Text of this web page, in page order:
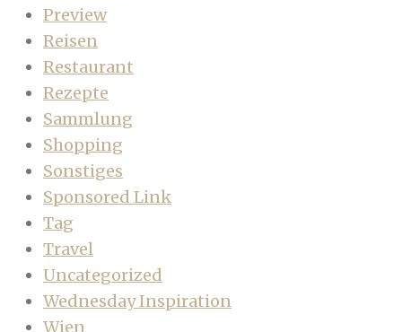
Preview
Reisen
Restaurant
Rezepte
Sammlung
Shopping
Sonstiges
Sponsored Link
Tag
Travel
Uncategorized
Wednesday Inspiration
Wien